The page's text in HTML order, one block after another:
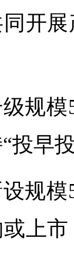
开
规
投早
规
或上